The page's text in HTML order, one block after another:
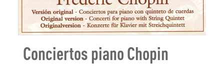
Conciertos piano Chopin